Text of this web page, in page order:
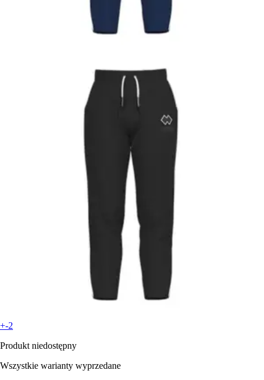
+-2
Produkt niedostępny
Wszystkie warianty wyprzedane